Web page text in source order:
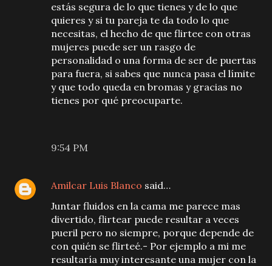
estás segura de lo que tienes y de lo que
quieres y si tu pareja te da todo lo que
necesitas, el hecho de que flirtee con otras
mujeres puede ser un rasgo de
personalidad o una forma de ser de puertas
para fuera, si sabes que nunca pasa el límite
y que todo queda en bromas y gracias no
tienes por qué preocuparte.
9:54 PM
Amilcar Luis Blanco said…
Juntar fluidos en la cama me parece mas
divertido, flirtear puede resultar a veces
pueril pero no siempre, porque depende de
con quién se flirteé.- Por ejemplo a mi me
resultaría muy interesante una mujer con la